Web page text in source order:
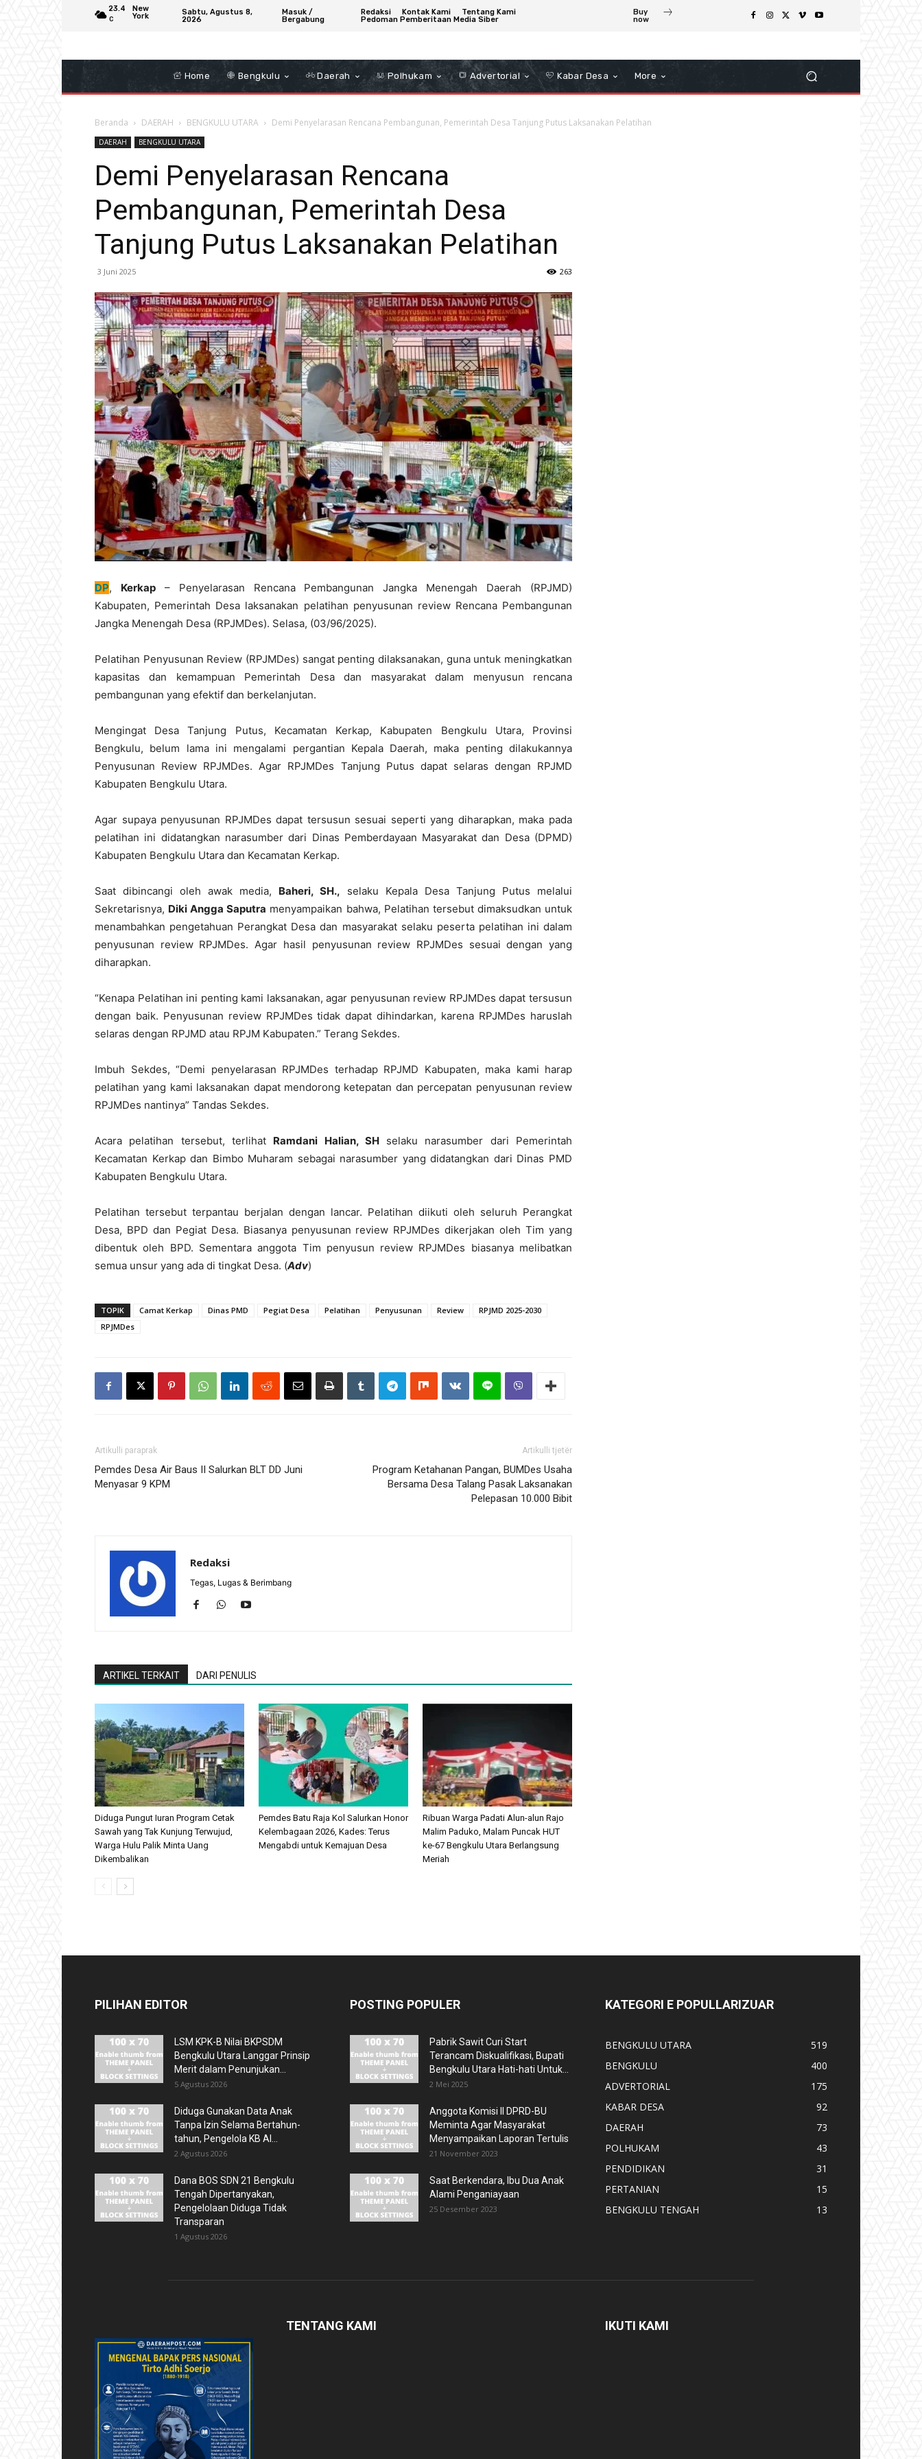
23.4
C
New
York
Sabtu, Agustus 8,
2026
Masuk /
Bergabung
Redaksi Kontak Kami
Tentang Kami
Pedoman Pemberitaan Media Siber
Buy
now
Home Bengkulu Daerah Polhukam Advertorial Kabar Desa More
Beranda DAERAH BENGKULU UTARA Demi Penyelarasan Rencana Pembangunan, Pemerintah Desa Tanjung Putus Laksanakan Pelatihan
DAERAH BENGKULU UTARA
Demi Penyelarasan Rencana
Pembangunan, Pemerintah Desa
Tanjung Putus Laksanakan Pelatihan
3 Juni 2025 263
DP, Kerkap– Penyelarasan Rencana Pembangunan Jangka Menengah Daerah (RPJMD)
Kabupaten, Pemerintah Desa laksanakan pelatihan penyusunan review Rencana Pembangunan
Jangka Menengah Desa (RPJMDes). Selasa, (03/96/2025).
Pelatihan Penyusunan Review (RPJMDes) sangat penting dilaksanakan, guna untuk meningkatkan
kapasitas dan kemampuan Pemerintah Desa dan masyarakat dalam menyusun rencana
pembangunan yang efektif dan berkelanjutan.
Mengingat Desa Tanjung Putus, Kecamatan Kerkap, Kabupaten Bengkulu Utara, Provinsi
Bengkulu, belum lama ini mengalami pergantian Kepala Daerah, maka penting dilakukannya
Penyusunan Review RPJMDes. Agar RPJMDes Tanjung Putus dapat selaras dengan RPJMD
Kabupaten Bengkulu Utara.
Agar supaya penyusunan RPJMDes dapat tersusun sesuai seperti yang diharapkan, maka pada
pelatihan ini didatangkan narasumber dari Dinas Pemberdayaan Masyarakat dan Desa (DPMD)
Kabupaten Bengkulu Utara dan Kecamatan Kerkap.
Saat dibincangi oleh awak media, Baheri, SH., selaku Kepala Desa Tanjung Putus melalui
Sekretarisnya, Diki Angga Saputra menyampaikan bahwa, Pelatihan tersebut dimaksudkan untuk
menambahkan pengetahuan Perangkat Desa dan masyarakat selaku peserta pelatihan ini dalam
penyusunan review RPJMDes. Agar hasil penyusunan review RPJMDes sesuai dengan yang
diharapkan.
“Kenapa Pelatihan ini penting kami laksanakan, agar penyusunan review RPJMDes dapat tersusun
dengan baik. Penyusunan review RPJMDes tidak dapat dihindarkan, karena RPJMDes haruslah
selaras dengan RPJMD atau RPJM Kabupaten.” Terang Sekdes.
Imbuh Sekdes, “Demi penyelarasan RPJMDes terhadap RPJMD Kabupaten, maka kami harap
pelatihan yang kami laksanakan dapat mendorong ketepatan dan percepatan penyusunan review
RPJMDes nantinya” Tandas Sekdes.
Acara pelatihan tersebut, terlihat Ramdani Halian, SHselaku narasumber dari Pemerintah
Kecamatan Kerkap dan Bimbo Muharam sebagai narasumber yang didatangkan dari Dinas PMD
Kabupaten Bengkulu Utara.
Pelatihan tersebut terpantau berjalan dengan lancar. Pelatihan diikuti oleh seluruh Perangkat
Desa, BPD dan Pegiat Desa. Biasanya penyusunan review RPJMDes dikerjakan oleh Tim yang
dibentuk oleh BPD. Sementara anggota Tim penyusun review RPJMDes biasanya melibatkan
semua unsur yang ada di tingkat Desa. (Adv)
TOPIK Camat Kerkap Dinas PMD Pegiat Desa Pelatihan Penyusunan Review
RPJMD 2025-2030
RPJMDes
Artikulli paraprak
Pemdes Desa Air Baus II Salurkan BLT DD Juni
Menyasar 9 KPM
Artikulli tjetër
Program Ketahanan Pangan, BUMDes Usaha
Bersama Desa Talang Pasak Laksanakan
Pelepasan 10.000 Bibit
Redaksi
Tegas, Lugas & Berimbang
ARTIKEL TERKAIT DARI PENULIS
Diduga Pungut Iuran Program Cetak
Sawah yang Tak Kunjung Terwujud,
Warga Hulu Palik Minta Uang
Dikembalikan
Pemdes Batu Raja Kol Salurkan Honor
Kelembagaan 2026, Kades: Terus
Mengabdi untuk Kemajuan Desa
Ribuan Warga Padati Alun-alun Rajo
Malim Paduko, Malam Puncak HUT
ke-67 Bengkulu Utara Berlangsung
Meriah
PILIHAN EDITOR
LSM KPK-B Nilai BKPSDM
Bengkulu Utara Langgar Prinsip
Merit dalam Penunjukan...
5 Agustus 2026
Diduga Gunakan Data Anak
Tanpa Izin Selama Bertahun-
tahun, Pengelola KB Al...
2 Agustus 2026
Dana BOS SDN 21 Bengkulu
Tengah Dipertanyakan,
Pengelolaan Diduga Tidak
Transparan
1 Agustus 2026
POSTING POPULER
Pabrik Sawit Curi Start
Terancam Diskualifikasi, Bupati
Bengkulu Utara Hati-hati Untuk...
2 Mei 2025
Anggota Komisi II DPRD-BU
Meminta Agar Masyarakat
Menyampaikan Laporan Tertulis
21 November 2023
Saat Berkendara, Ibu Dua Anak
Alami Penganiayaan
25 Desember 2023
KATEGORI E POPULLARIZUAR
BENGKULU UTARA
519
BENGKULU
400
ADVERTORIAL
175
KABAR DESA
92
DAERAH
73
POLHUKAM
43
PENDIDIKAN
31
PERTANIAN
15
BENGKULU TENGAH
13
TENTANG KAMI IKUTI KAMI